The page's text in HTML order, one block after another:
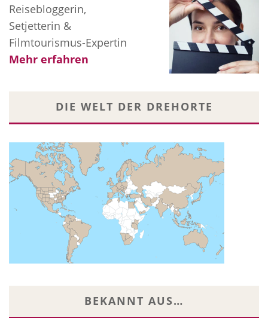
Reisebloggerin,
Setjetterin &
Filmtourismus-Expertin
Mehr erfahren
DIE WELT DER DREHORTE
BEKANNT AUS…